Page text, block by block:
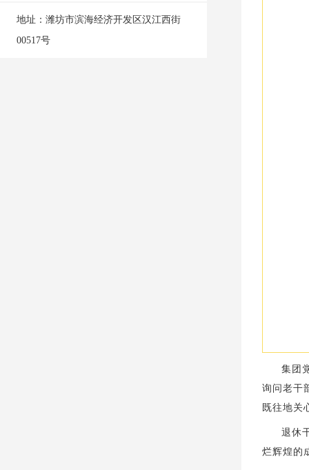
地址： 潍坊市滨海经济开发区汉江西街
00517号
集团
询问老干
既往地关
退休
烂辉煌的